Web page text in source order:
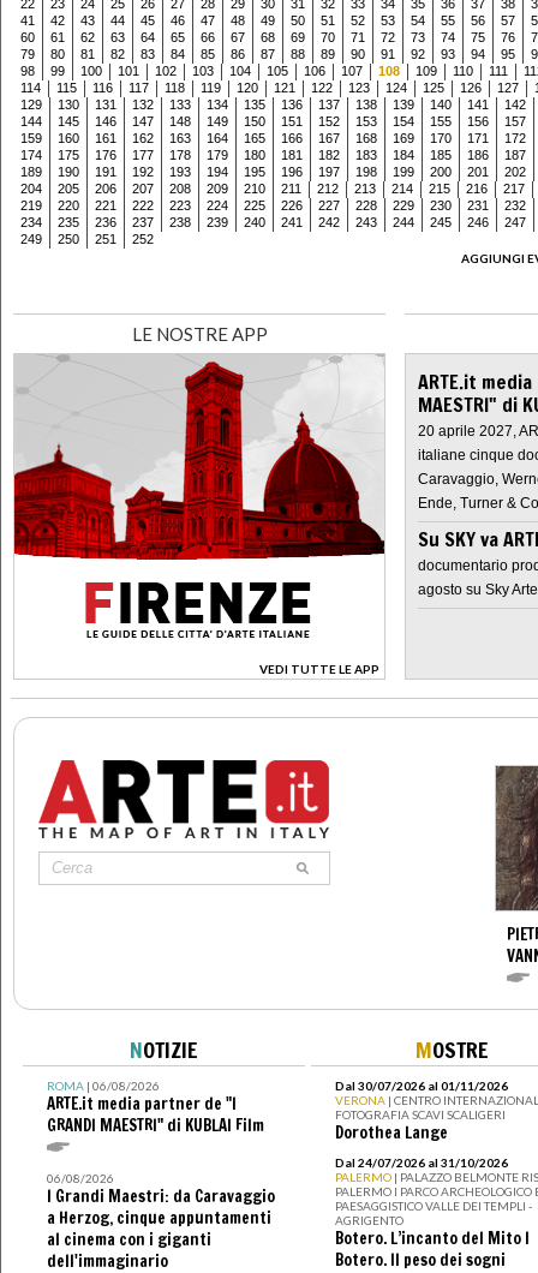
22 23 24 25 26 27 28 29 30 31 32 33 34 35 36 37 38
41
42 43 44 45 46 47 48 49 50 51 52 53 54 55 56 57
60
61 62 63 64 65 66 67 68 69 70 71 72 73 74 75 76
79
80 81 82 83 84 85 86 87 88 89 90 91 92 93 94 95
98
99 100 101 102 103 104 105 106 107 108 109 110 111
114
115 116 117 118 119 120 121 122 123 124 125 126 127
129
130 131 132 133 134 135 136 137 138 139 140 141
142
144
145 146 147 148 149 150 151 152 153 154 155 156
157
159
160 161 162 163 164 165 166 167 168 169 170 171
172
174
175 176 177 178 179 180 181 182 183 184 185 186
187
189
190 191 192 193 194 195 196 197 198 199 200 201
202
204
205 206 207 208 209 210 211 212 213 214 215 216
217
219
220 221 222 223 224 225 226 227 228 229 230 231
232
234
235 236 237 238 239 240 241 242 243 244 245 246
247
249
250 251
252
AGGIUNGI
LE NOSTRE APP
VEDI TUTTE LE APP
>
ARTE.it
MAESTRI" di
20 aprile 2027,
italiane cinque
Caravaggio,
Ende, Turner &
Su SKY va
documentario
agosto su Sky Arte
NOTIZIE
ROMA| 06/08/2026
ARTE.it media partner de "I
GRANDI MAESTRI" di KUBLAI Film
06/08/2026
I Grandi Maestri: da Caravaggio
a Herzog, cinque appuntamenti
al cinema con i giganti
dell'immaginario
MOSTRE
Dal 30/07/2026 al 01/11/2026
VERONA | CENTRO
FOTOGRAFIA SCAVI SCALIGERI
Dorothea Lange
Dal 24/07/2026 al 31/10/2026
PALERMO | PALAZZO BELMONTE
PALERMO I PARCO ARCHEOLOGICO
PAESAGGISTICO VALLE DEI TEMPLI -
AGRIGENTO
Botero. L’incanto del Mito I
Botero. Il peso dei sogni